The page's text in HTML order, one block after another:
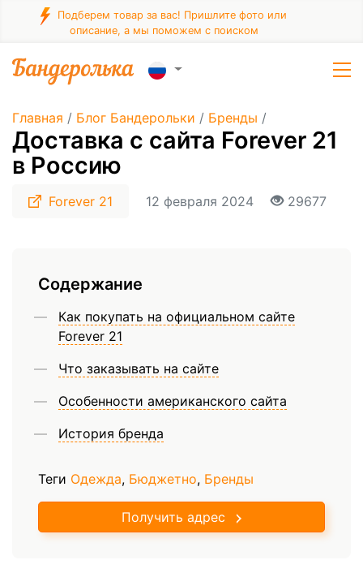
Подберем товар за вас! Пришлите фото или
описание, а мы поможем с поиском
Главная / Блог Бандерольки / Бренды /
Доставка с сайта Forever 21
в Россию
Forever 21 12 февраля 2024 29677
Содержание
Как покупать на официальном сайте
Forever 21
Что заказывать на сайте
Особенности американского сайта
История бренда
Теги Одежда, Бюджетно, Бренды
Получить адрес